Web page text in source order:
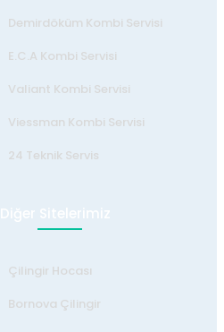
Demirdöküm Kombi Servisi
E.C.A Kombi Servisi
Valiant Kombi Servisi
Viessman Kombi Servisi
24 Teknik Servis
Diğer Sitelerimiz
Çilingir Hocası
Bornova Çilingir